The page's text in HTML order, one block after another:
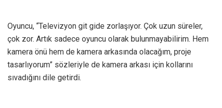
Oyuncu, “Televizyon git gide zorlaşıyor. Çok uzun süreler,
çok zor. Artık sadece oyuncu olarak bulunmayabilirim. Hem
kamera önü hem de kamera arkasında olacağım, proje
tasarlıyorum” sözleriyle de kamera arkası için kollarını
sıvadığını dile getirdi.